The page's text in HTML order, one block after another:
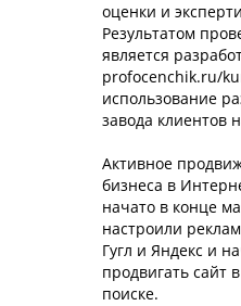
оценки и
Результатом
является
profocenchik.ru/
использование
завода клиентов
Активное
бизнеса в
начато в конце
настроили
Гугл и Яндекс и
продвигать сайт
поиске.